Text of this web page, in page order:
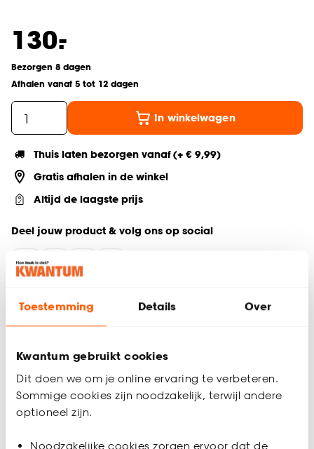
Toestemming Details Over
Kwantum gebruikt cookies
Dit doen we om je online ervaring te verbeteren.
Sommige cookies zijn noodzakelijk, terwijl andere
optioneel zijn.
Noodzakelijke cookies zorgen ervoor dat de
130.
-
Bezorgen 8 dagen
Afhalen vanaf 5 tot 12 dagen
In winkelwagen
Thuis laten bezorgen vanaf (+ € 9,99)
Gratis afhalen in de winkel
Altijd de laagste prijs
Deel jouw product & volg ons op social
Productomschrijving
Belangrijkste kenmerken:
Dubbele traptrede grijs
100% HDF materiaal
Gemakkelijk te monteren
Onderhoudsvriendelijk
136x61x6 cm (lxbxh)